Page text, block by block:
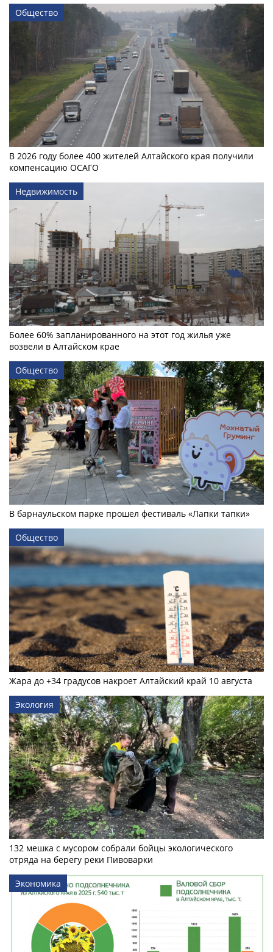
Общество
В 2026 году более 400 жителей Алтайского края получили
компенсацию ОСАГО
Недвижимость
Более 60% запланированного на этот год жилья уже
возвели в Алтайском крае
Общество
В барнаульском парке прошел фестиваль «Лапки тапки»
Общество
Жара до +34 градусов накроет Алтайский край 10 августа
Экология
132 мешка с мусором собрали бойцы экологического
отряда на берегу реки Пивоварки
Экономика